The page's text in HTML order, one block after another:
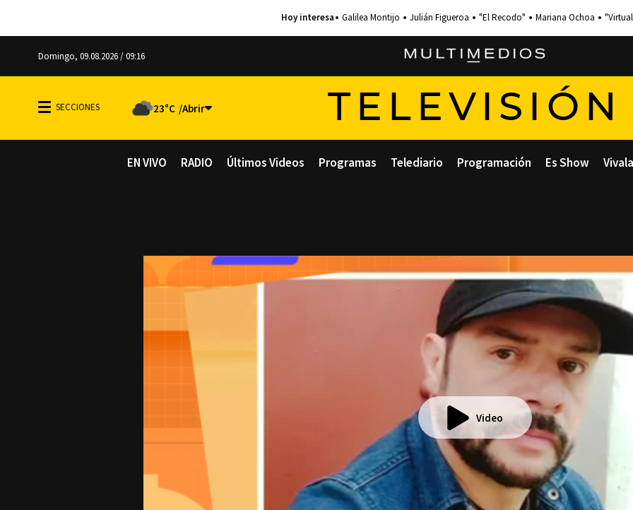
Galilea Montijo Julián Figueroa "El Recodo" Mariana Ochoa
Domingo, 09.08.2026 / 09:16
23°C TELEVISIÓN
EN VIVO RADIO Últimos Videos Programas Telediario Programación Es Show
Video